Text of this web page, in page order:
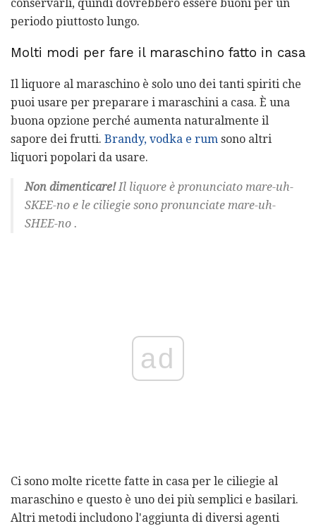
conservarli, quindi dovrebbero essere buoni per un
periodo piuttosto lungo.
Molti modi per fare il maraschino fatto in casa
Il liquore al maraschino è solo uno dei tanti spiriti che
puoi usare per preparare i maraschini a casa. È una
buona opzione perché aumenta naturalmente il
sapore dei frutti. Brandy, vodka e rum sono altri
liquori popolari da usare.
Non dimenticare!Il liquore è pronunciato mare-uh-
SKEE-no e le ciliegie sono pronunciate mare-uh-
SHEE-no .
ad
Ci sono molte ricette fatte in casa per le ciliegie al
maraschino e questo è uno dei più semplici e basilari.
Altri metodi includono l'aggiunta di diversi agenti